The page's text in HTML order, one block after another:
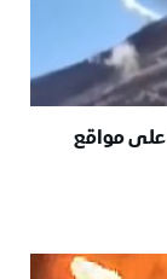
على مواقع